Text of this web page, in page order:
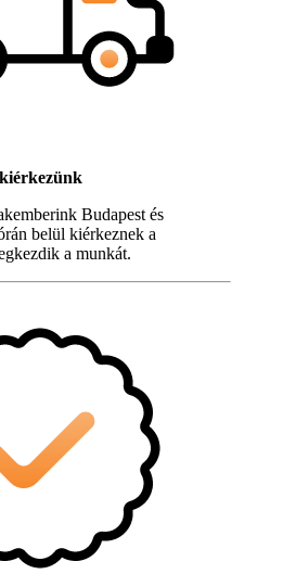
Budapest és
belül kiérkeznek a
a munkát.